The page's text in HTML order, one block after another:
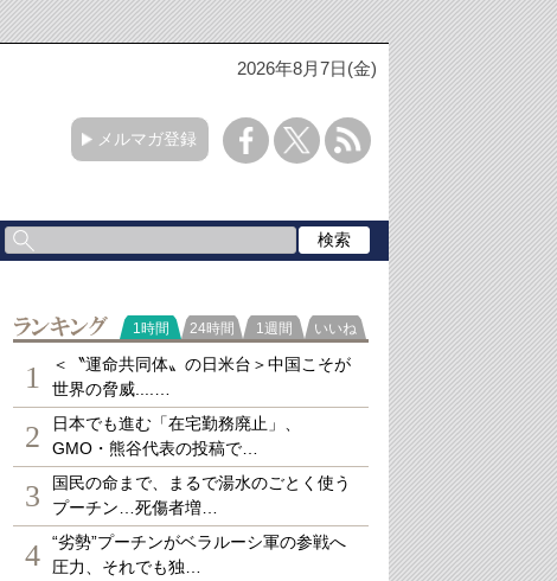
2026年8月7日(金)
メルマガ登録
ランキング
1時間 24時間 1週間 いいね
1
＜〝運命共同体〟の日米台＞中国こそが
世界の脅威....…
2
日本でも進む「在宅勤務廃止」、
GMO・熊谷代表の投稿で…
3
国民の命まで、まるで湯水のごとく使う
プーチン…死傷者増…
4
“劣勢”プーチンがベラルーシ軍の参戦へ
圧力、それでも独…